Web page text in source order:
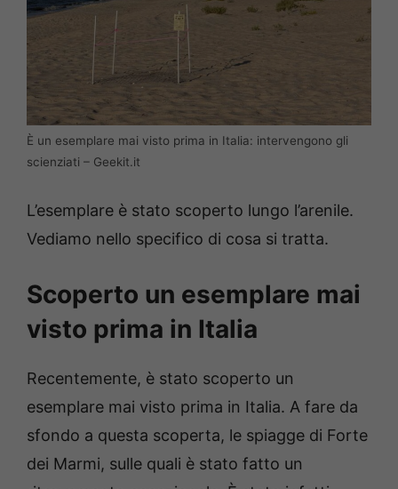
È un esemplare mai visto prima in Italia: intervengono gli
scienziati – Geekit.it
L’esemplare è stato scoperto lungo l’arenile.
Vediamo nello specifico di cosa si tratta.
Scoperto un esemplare mai
visto prima in Italia
Recentemente, è stato scoperto un
esemplare mai visto prima in Italia. A fare da
sfondo a questa scoperta, le spiagge di Forte
dei Marmi, sulle quali è stato fatto un